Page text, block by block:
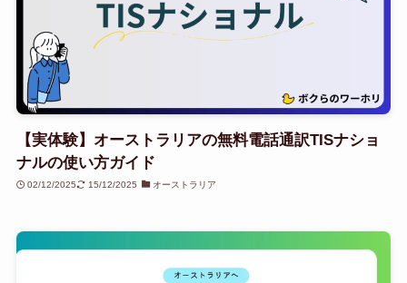
【実体験】オーストラリアの無料電話通訳TISナショ
ナルの使い方ガイド
02/12/2025 15/12/2025 オーストラリア